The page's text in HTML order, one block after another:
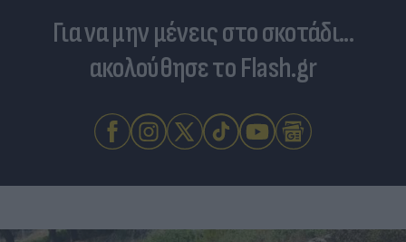
Για να μην μένεις στο σκοτάδι...
ακολούθησε το Flash.gr